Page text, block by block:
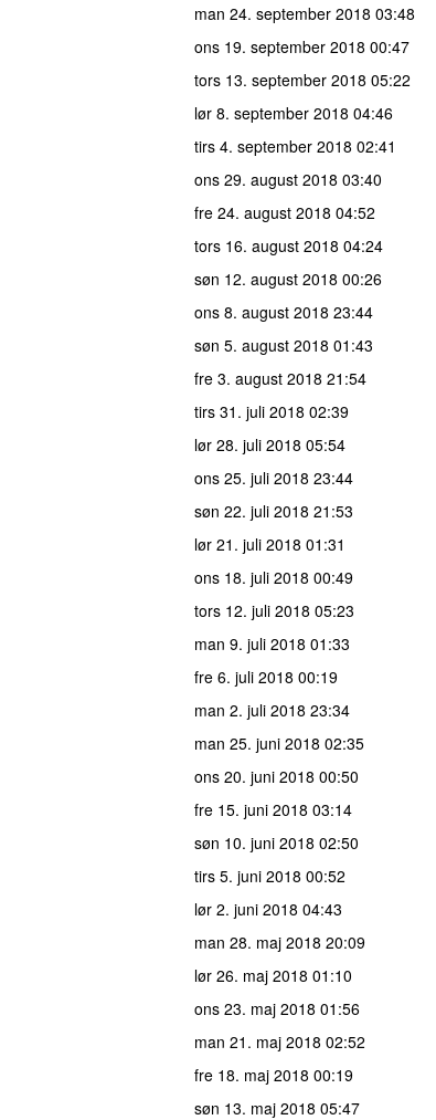
man 24. september 2018 03:48
ons 19. september 2018 00:47
tors 13. september 2018 05:22
lør 8. september 2018 04:46
tirs 4. september 2018 02:41
ons 29. august 2018 03:40
fre 24. august 2018 04:52
tors 16. august 2018 04:24
søn 12. august 2018 00:26
ons 8. august 2018 23:44
søn 5. august 2018 01:43
fre 3. august 2018 21:54
tirs 31. juli 2018 02:39
lør 28. juli 2018 05:54
ons 25. juli 2018 23:44
søn 22. juli 2018 21:53
lør 21. juli 2018 01:31
ons 18. juli 2018 00:49
tors 12. juli 2018 05:23
man 9. juli 2018 01:33
fre 6. juli 2018 00:19
man 2. juli 2018 23:34
man 25. juni 2018 02:35
ons 20. juni 2018 00:50
fre 15. juni 2018 03:14
søn 10. juni 2018 02:50
tirs 5. juni 2018 00:52
lør 2. juni 2018 04:43
man 28. maj 2018 20:09
lør 26. maj 2018 01:10
ons 23. maj 2018 01:56
man 21. maj 2018 02:52
fre 18. maj 2018 00:19
søn 13. maj 2018 05:47